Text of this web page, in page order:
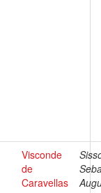
Visconde
de
Caravellas